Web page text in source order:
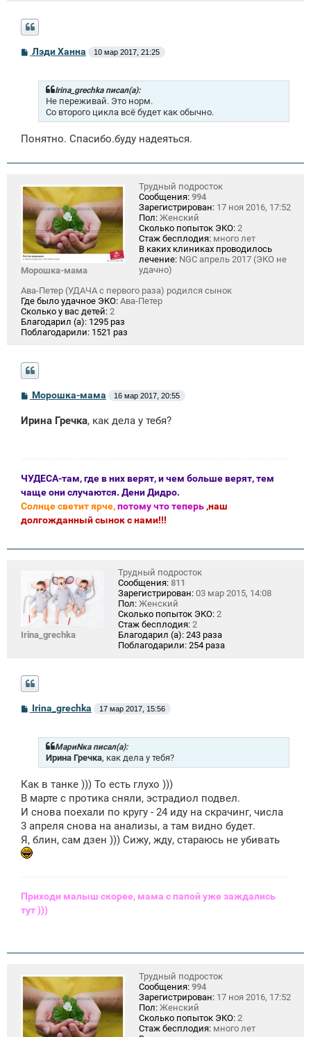
С
Лэди Ханна 10 мар 2017, 21:25
Irina_grechka писал(а):
Не переживай. Это норм.
Со второго цикла всё будет как обычно.
Понятно. Спасибо.буду надеяться.
Морошка-мама
Трудный подросток
Сообщения: 994
Зарегистрирован: 17 ноя 2016, 17:52
Пол: Женский
Сколько попыток ЭКО: 2
Стаж бесплодия: много лет
В каких клиниках проводилось
лечение: NGC апрель 2017 (ЭКО не
удачно)
Ава-Петер (УДАЧА с первого раза) родился сынок
Где было удачное ЭКО: Ава-Петер
Сколько у вас детей: 2
Благодарил (а): 1295 раз
Поблагодарили: 1521 раз
С
б
Морошка-мама 16 мар 2017, 20:55
Ирина Гречка, как дела у тебя?
ЧУДЕСА-там, где в них верят, и чем больше верят, тем
чаще они случаются. Дени Дидро.
Солнце светит ярче,потому что теперь ,наш
долгожданный сынок с нами!!!
Irina_grechka
Трудный подросток
Сообщения: 811
Зарегистрирован: 03 мар 2015, 14:08
Пол: Женский
Сколько попыток ЭКО: 2
Стаж бесплодия: 2
Благодарил (а): 243 раза
Поблагодарили: 254 раза
С
е
Irina_grechka 17 мар 2017, 15:56
МариNка писал(а):
Ирина Гречка, как дела у тебя?
Как в танке ))) То есть глухо )))
В марте с протика сняли, эстрадиол подвел.
И снова поехали по кругу - 24 иду на скрачинг, числа
3 апреля снова на анализы, а там видно будет.
Я, блин, сам дзен ))) Сижу, жду, стараюсь не убивать
Приходи малыш скорее, мама с папой уже заждались
тут )))
Трудный подросток
Сообщения: 994
Зарегистрирован: 17 ноя 2016, 17:52
Пол: Женский
Сколько попыток ЭКО: 2
Стаж бесплодия: много лет